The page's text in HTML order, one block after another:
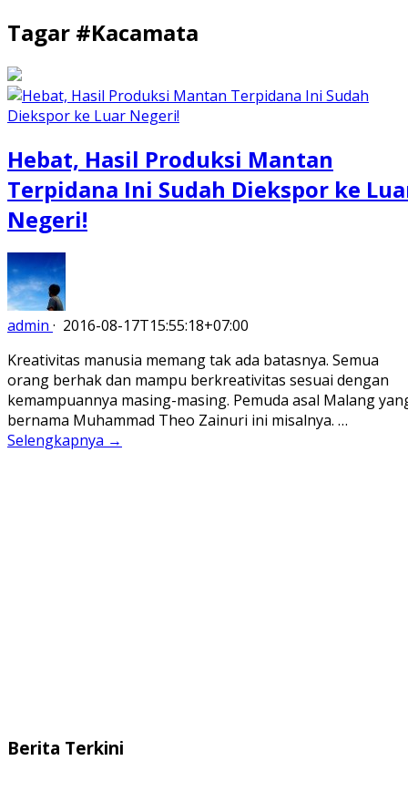
Tagar #Kacamata
Hebat, Hasil Produksi Mantan
Terpidana Ini Sudah Diekspor ke
Negeri!
admin · 2016-08-17T15:55:18+07:00
Kreativitas manusia memang tak ada batasnya. Semua
orang berhak dan mampu berkreativitas sesuai dengan
kemampuannya masing-masing. Pemuda asal Malang
bernama Muhammad Theo Zainuri ini misalnya. …
Selengkapnya →
Berita Terkini